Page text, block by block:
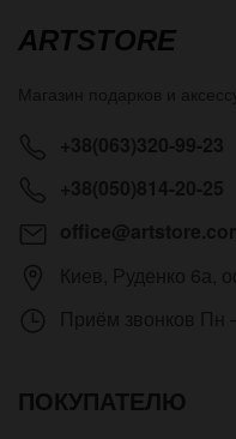
ARTSTORE
ПОКУПАТЕЛЮ